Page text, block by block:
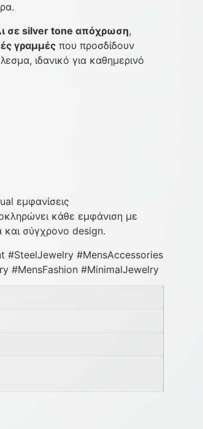
σε silver tone απόχρωση,
γραμμέςπου προσδίδουν
ιδανικό για καθημερινό
εμφανίσεις
κάθε εμφάνιση με
και σύγχρονο design.
#SteelJewelry #MensAccessories
#MensFashion #MinimalJewelry